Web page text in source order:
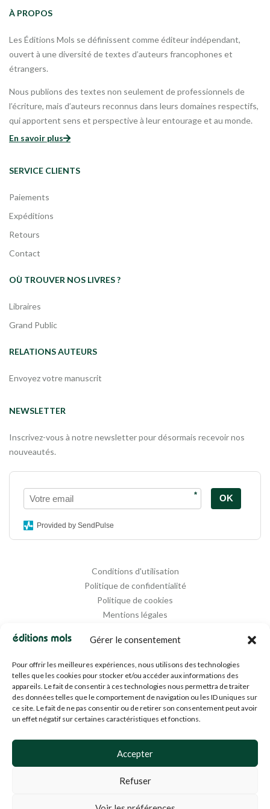
Gérer le consentement
Pour offrir les meilleures expériences, nous utilisons des technologies
telles que les cookies pour stocker et/ou accéder aux informations des
appareils. Le fait de consentir à ces technologies nous permettra de traiter
des données telles que le comportement de navigation ou les ID uniques sur
ce site. Le fait de ne pas consentir ou de retirer son consentement peut avoir
un effet négatif sur certaines caractéristiques et fonctions.
Accepter
Refuser
À PROPOS
Les Éditions Mols se définissent comme éditeur indépendant,
ouvert à une diversité de textes d’auteurs francophones et
étrangers.
Nous publions des textes non seulement de professionnels de
l’écriture, mais d’auteurs reconnus dans leurs domaines respectifs,
qui apportent sens et perspective à leur entourage et au monde.
En savoir plus
SERVICE CLIENTS
Paiements
Expéditions
Retours
Contact
OÙ TROUVER NOS LIVRES ?
Libraires
Grand Public
RELATIONS AUTEURS
Envoyez votre manuscrit
NEWSLETTER
Inscrivez-vous à notre newsletter pour désormais recevoir nos
nouveautés.
* OK
Provided by SendPulse
Conditions d'utilisation
Politique de confidentialité
Politique de cookies
Mentions légales
Agence Media 112